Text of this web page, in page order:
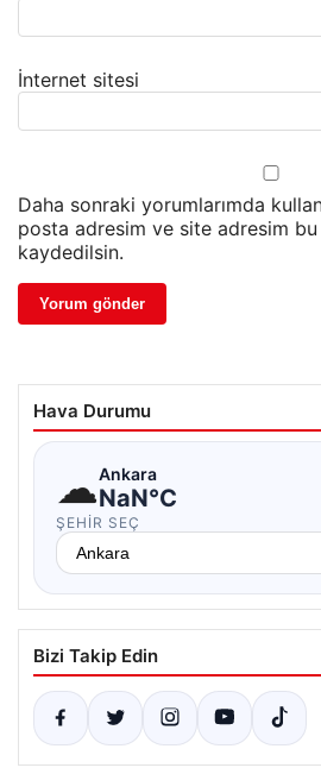
İnternet sitesi
Daha sonraki yorumlarımda
posta adresim ve site adresim bu
kaydedilsin.
Hava Durumu
☁Ankara
NaN°C
ŞEHIR SEÇ
Bizi Takip Edin